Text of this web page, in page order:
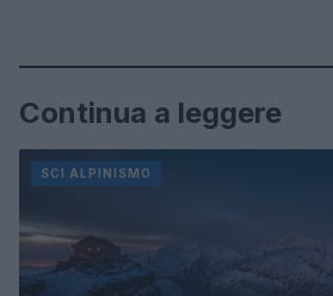
Continua a leggere
SCI ALPINISMO